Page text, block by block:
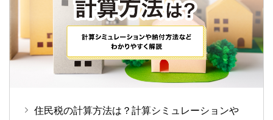
住民税の計算方法は？計算シミュレーションや